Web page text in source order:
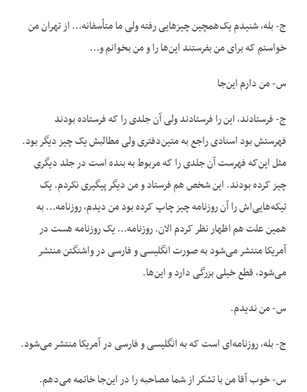
ج- بله، شنیدم یک‌همچین چیزهایی رفته ولی ما متأسفانه… از تهران من
خواستم که برای من بفرستند این‌ها را و من بخوانم و…
س- من دارم این‌جا
ج- فرستادند، این را فرستادند ولی آن جلدی را که فرستاده بودند
فهرستش بود اسنادی راجع به متین‌دفتری ولی مطالبش یک چیز دیگر بود.
مثل این‌که فهرست آن جلدی را که مربوط به بنده است در جلد دیگری
چیز کرده بودند. این شخص هم فرستاد و من دیگر پیگیری نکردم. یک
تیکه‌هایی‌اش را آن روزنامه چیز چاپ کرده بود من دیدم، روزنامه… به
همین علت هم اظهار نظر کردم الان. روزنامه… یک روزنامه هست در
آمریکا منتشر می‌شود به صورت انگلیسی و فارسی در واشنگتن منتشر
می‌شود، قطع خیلی بزرگی دارد و این‌ها.
س- من ندیدم.
ج- بله، روزنامه‌ای است که به انگلیسی و فارسی در آمریکا منتشر می‌شود.
س- خوب آقا من با تشکر از شما مصاحبه را در این‌جا خاتمه می‌دهم.